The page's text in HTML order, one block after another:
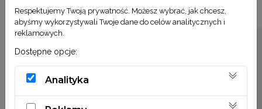
Respektujemy Twoją prywatność. Możesz wybrać, jak chcesz,
abyśmy wykorzystywali Twoje dane do celów analitycznych i
reklamowych.
Dostępne opcje:
Analityka